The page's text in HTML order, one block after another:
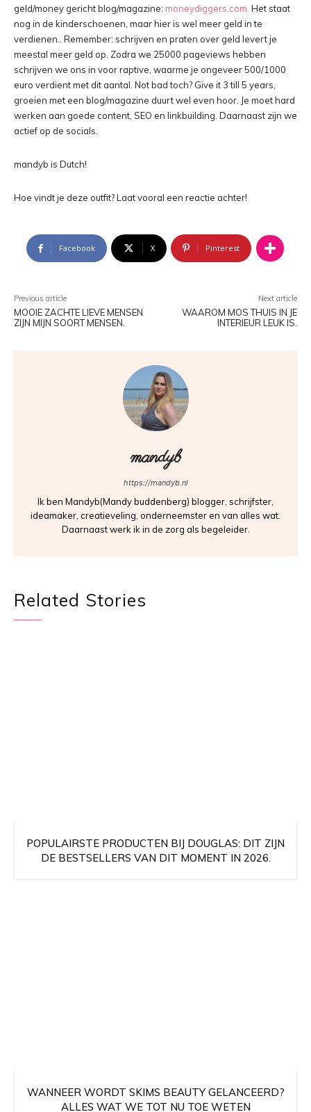
geld/money gericht blog/magazine: moneydiggers.com. Het staat
nog in de kinderschoenen, maar hier is wel meer geld in te
verdienen.. Remember: schrijven en praten over geld levert je
meestal meer geld op. Zodra we 25000 pageviews hebben
schrijven we ons in voor raptive, waarme je ongeveer 500/1000
euro verdient met dit aantal. Not bad toch? Give it 3 till 5 years,
groeien met een blog/magazine duurt wel even hoor. Je moet hard
werken aan goede content, SEO en linkbuilding. Daarnaast zijn we
actief op de socials.
mandyb is Dutch!
Hoe vindt je deze outfit? Laat vooral een reactie achter!
Facebook X Pinterest
Previous article
MOOIE ZACHTE LIEVE MENSEN
ZIJN MIJN SOORT MENSEN.
Next article
WAAROM MOS THUIS IN JE
INTERIEUR LEUK IS.
mandyb
https://mandyb.nl
Ik ben Mandyb(Mandy buddenberg) blogger, schrijfster,
ideamaker, creatieveling, onderneemster en van alles wat.
Daarnaast werk ik in de zorg als begeleider.
Related Stories
POPULAIRSTE PRODUCTEN BIJ DOUGLAS: DIT ZIJN
DE BESTSELLERS VAN DIT MOMENT IN 2026.
WANNEER WORDT SKIMS BEAUTY GELANCEERD?
ALLES WAT WE TOT NU TOE WETEN